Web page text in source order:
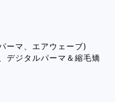
ーマ、エアウェーブ)
ジタルパーマ＆縮毛矯